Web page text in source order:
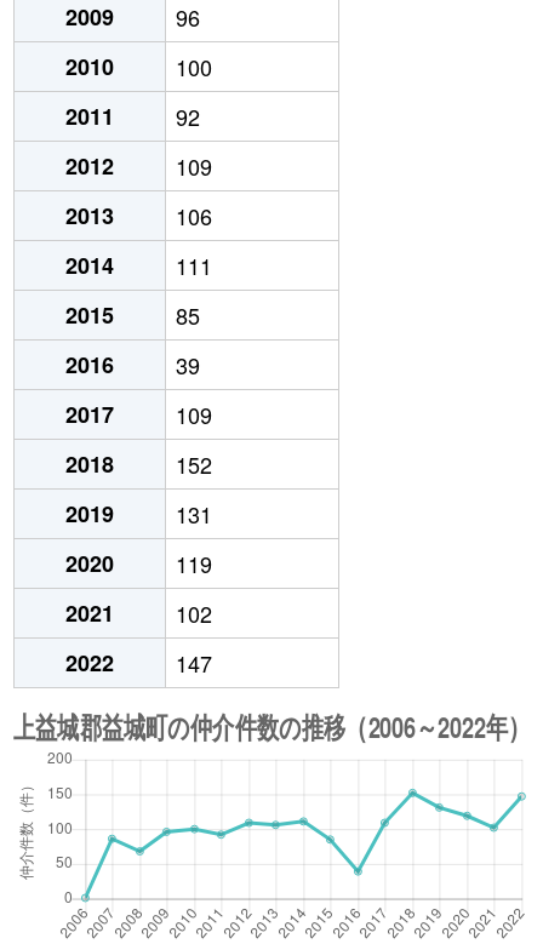
2009
96
2010
100
2011
92
2012
109
2013
106
2014
111
2015
85
2016
39
2017
109
2018
152
2019
131
2020
119
2021
102
2022
147